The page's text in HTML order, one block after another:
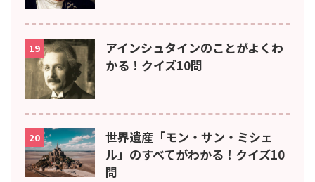
19
アインシュタインのことがよくわ
かる！クイズ10問
20
世界遺産「モン・サン・ミシェ
ル」のすべてがわかる！クイズ10
問